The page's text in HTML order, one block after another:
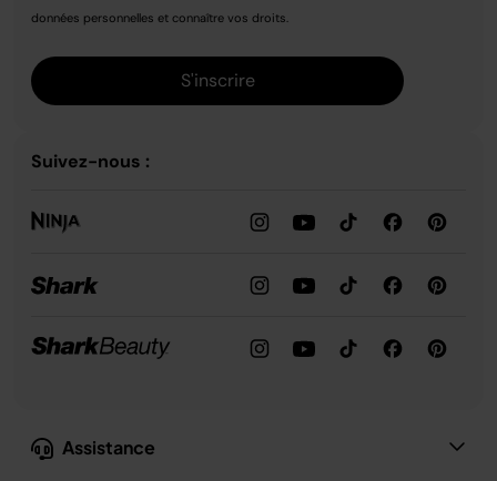
Assistance
données personnelles et connaître vos droits.
S'inscrire
Suivez-nous :